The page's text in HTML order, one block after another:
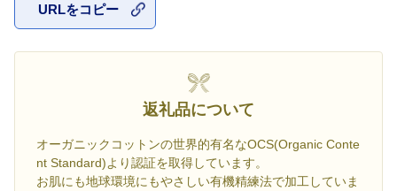
URLをコピー
返礼品について
オーガニックコットンの世界的有名なOCS(Organic Conte
nt Standard)より認証を取得しています。
お肌にも地球環境にもやさしい有機精練法で加工していま